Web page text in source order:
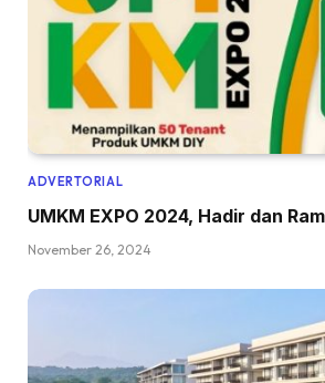
ADVERTORIAL
UMKM EXPO 2024, Hadir dan
November 26, 2024